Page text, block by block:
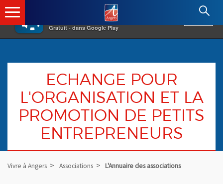
×
Gratuit - dans Google Play
Angers.fr : Retour à l'accueil
ECHANGE POUR
L'ORGANISATION ET LA
PROMOTION DE PETITS
ENTREPRENEURS
Vivre à Angers Associations L'Annuaire des associations